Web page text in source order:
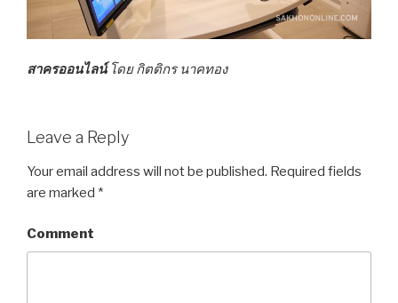
สาครออนไลน์ โดย กิตติกร นาคทอง
Leave a Reply
Your email address will not be published. Required fields
are marked *
Comment